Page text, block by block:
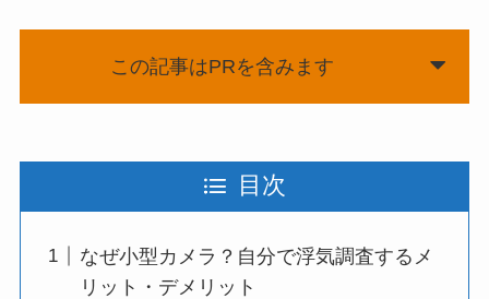
この記事はPRを含みます
目次
なぜ小型カメラ？自分で浮気調査するメ
リット・デメリット